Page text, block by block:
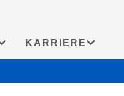
KARRIERE